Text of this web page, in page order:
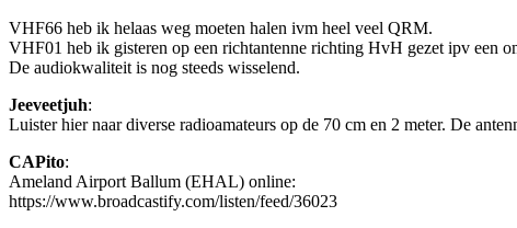
VHF66 heb ik helaas weg moeten halen ivm heel veel QRM.
VHF01 heb ik gisteren op een richtantenne richting HvH gezet ipv een
De audiokwaliteit is nog steeds wisselend.
Jeeveetjuh:
Luister hier naar diverse radioamateurs op de 70 cm en 2 meter. De
CAPito:
Ameland Airport Ballum (EHAL) online:
https://www.broadcastify.com/listen/feed/36023